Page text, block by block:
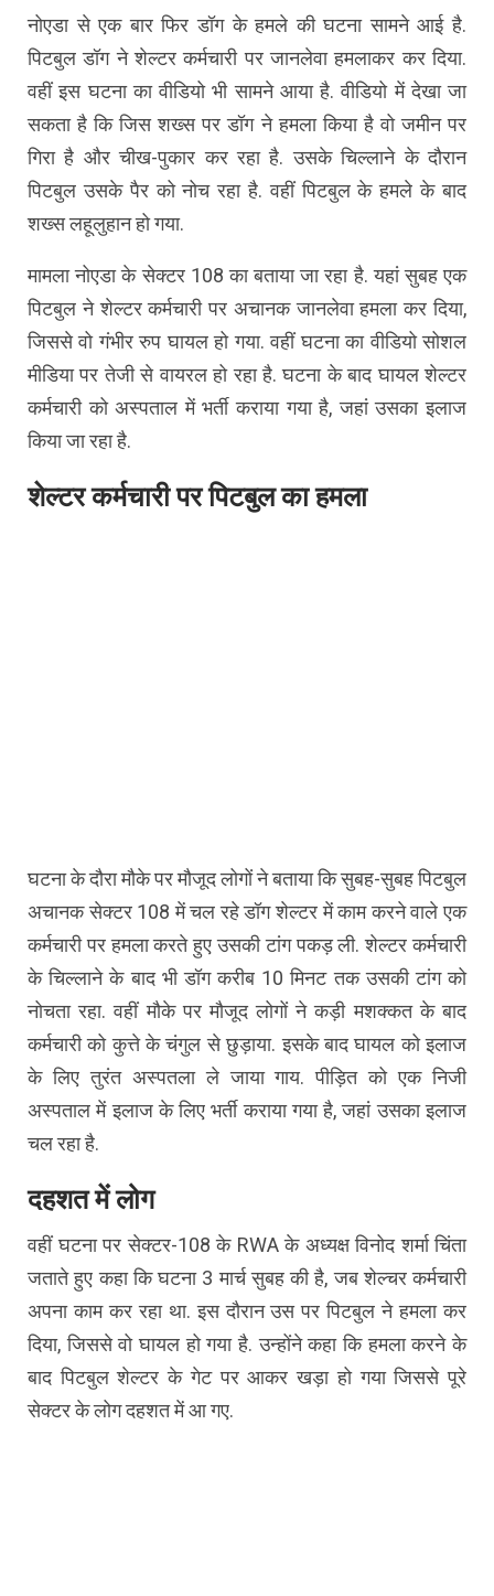
नोएडा से एक बार फिर डॉग के हमले की घटना सामने आई है.
पिटबुल डॉग ने शेल्टर कर्मचारी पर जानलेवा हमलाकर कर दिया.
वहीं इस घटना का वीडियो भी सामने आया है. वीडियो में देखा जा
सकता है कि जिस शख्स पर डॉग ने हमला किया है वो जमीन पर
गिरा है और चीख-पुकार कर रहा है. उसके चिल्लाने के दौरान
पिटबुल उसके पैर को नोच रहा है. वहीं पिटबुल के हमले के बाद
शख्स लहूलुहान हो गया.
मामला नोएडा के सेक्टर 108 का बताया जा रहा है. यहां सुबह एक
पिटबुल ने शेल्टर कर्मचारी पर अचानक जानलेवा हमला कर दिया,
जिससे वो गंभीर रुप घायल हो गया. वहीं घटना का वीडियो सोशल
मीडिया पर तेजी से वायरल हो रहा है. घटना के बाद घायल शेल्टर
कर्मचारी को अस्पताल में भर्ती कराया गया है, जहां उसका इलाज
किया जा रहा है.
शेल्टर कर्मचारी पर पिटबुल का हमला
घटना के दौरा मौके पर मौजूद लोगों ने बताया कि सुबह-सुबह पिटबुल
अचानक सेक्टर 108 में चल रहे डॉग शेल्टर में काम करने वाले एक
कर्मचारी पर हमला करते हुए उसकी टांग पकड़ ली. शेल्टर कर्मचारी
के चिल्लाने के बाद भी डॉग करीब 10 मिनट तक उसकी टांग को
नोचता रहा. वहीं मौके पर मौजूद लोगों ने कड़ी मशक्कत के बाद
कर्मचारी को कुत्ते के चंगुल से छुड़ाया. इसके बाद घायल को इलाज
के लिए तुरंत अस्पतला ले जाया गाय. पीड़ित को एक निजी
अस्पताल में इलाज के लिए भर्ती कराया गया है, जहां उसका इलाज
चल रहा है.
दहशत में लोग
वहीं घटना पर सेक्टर-108 के RWA के अध्यक्ष विनोद शर्मा चिंता
जताते हुए कहा कि घटना 3 मार्च सुबह की है, जब शेल्चर कर्मचारी
अपना काम कर रहा था. इस दौरान उस पर पिटबुल ने हमला कर
दिया, जिससे वो घायल हो गया है. उन्होंने कहा कि हमला करने के
बाद पिटबुल शेल्टर के गेट पर आकर खड़ा हो गया जिससे पूरे
सेक्टर के लोग दहशत में आ गए.